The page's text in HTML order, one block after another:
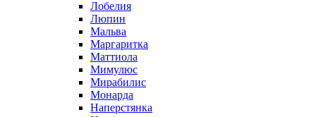
Лобелия
Люпин
Мальва
Маргаритка
Маттиола
Мимулюс
Мирабилис
Монарда
Наперстянка